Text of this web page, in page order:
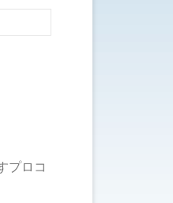
プロコ